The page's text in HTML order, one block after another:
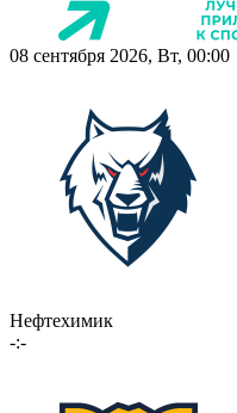
08 сентября 2026, Вт, 00:00
Нефтехимик
-:-